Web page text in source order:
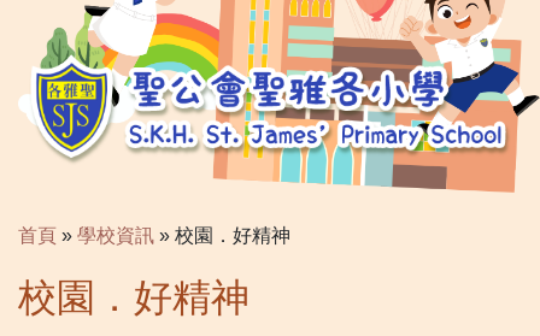
首頁 » 學校資訊 » 校園．好精神
校園．好精神